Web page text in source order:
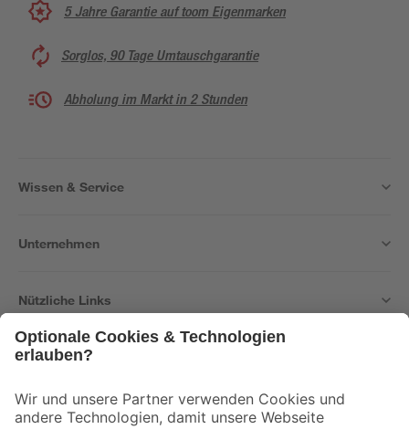
5 Jahre Garantie auf toom Eigenmarken
Sorglos, 90 Tage Umtauschgarantie
Abholung im Markt in 2 Stunden
Wissen & Service
Unternehmen
Nützliche Links
Der toom Newsletter: Keine Angebote und Aktionen mehr verpassen!